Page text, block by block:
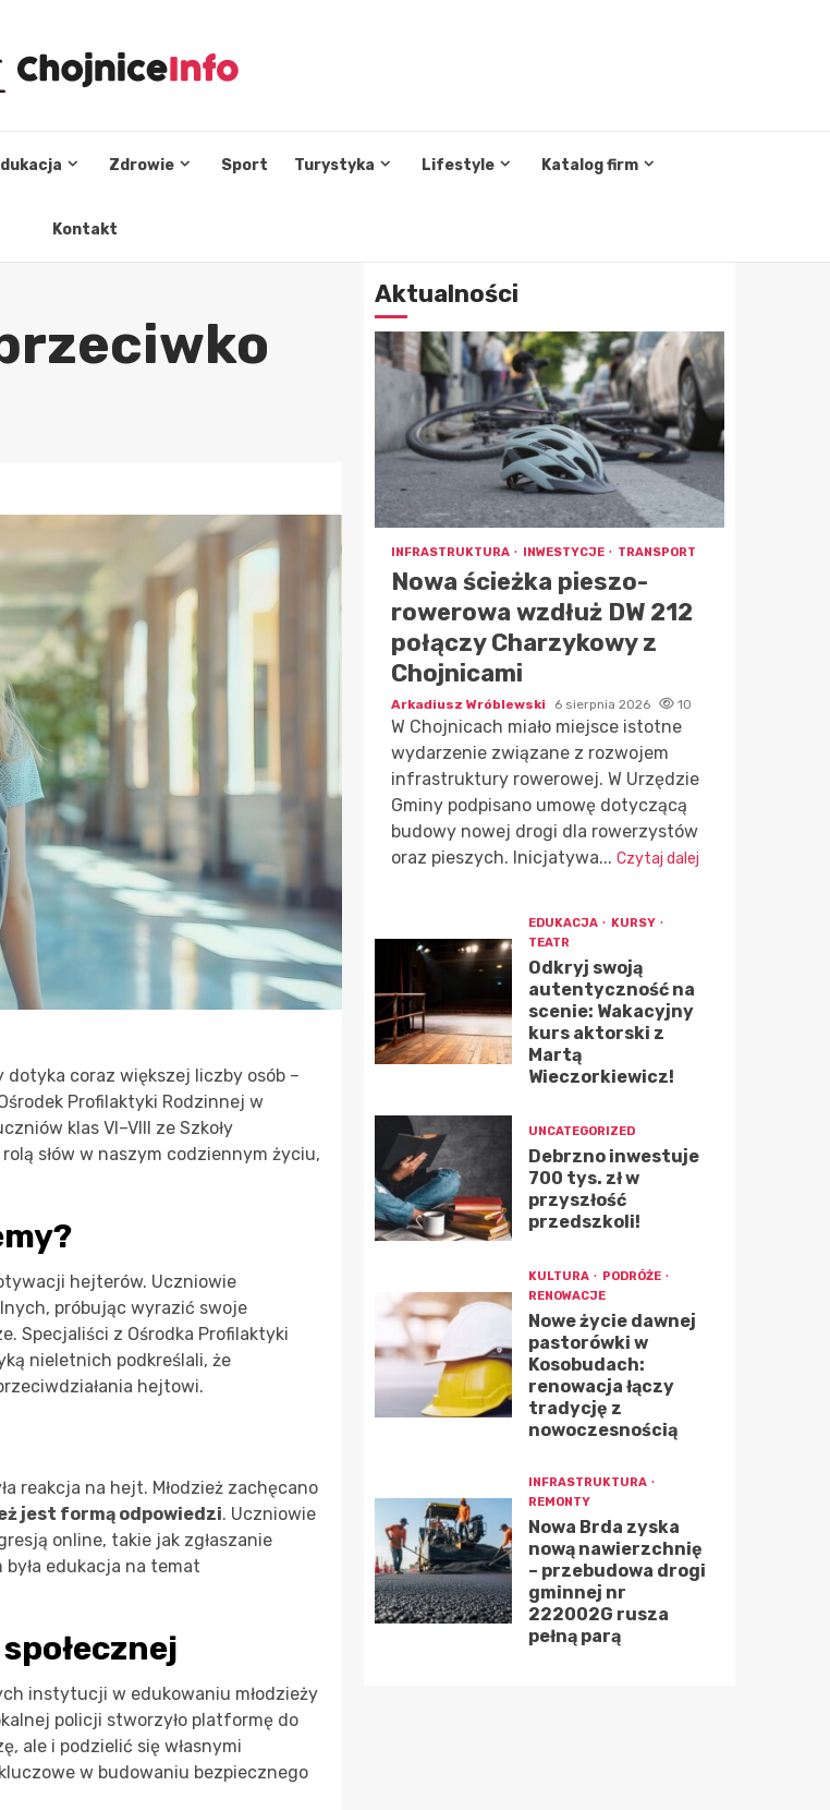
Zdrowie Sport Turystyka Lifestyle Katalog firm
Kontakt
dotyka coraz większej liczby osób –
Profilaktyki Rodzinnej w
klas VI–VIII ze Szkoły
słów w naszym codziennym życiu,
hejterów. Uczniowie
próbując wyrazić swoje
Specjaliści z Ośrodka Profilaktyki
nieletnich podkreślali, że
hejtowi.
reakcja na hejt. Młodzież zachęcano
jest formą odpowiedzi. Uczniowie
online, takie jak zgłaszanie
edukacja na temat
instytucji w edukowaniu młodzieży
policji stworzyło platformę do
ale i podzielić się własnymi
w budowaniu bezpiecznego
Aktualności
INFRASTRUKTURA INWESTYCJE TRANSPORT
Nowa ścieżka pieszo-
rowerowa wzdłuż DW 212
połączy Charzykowy z
Chojnicami
Arkadiusz Wróblewski 6 sierpnia 2026 10
W Chojnicach miało miejsce istotne
wydarzenie związane z rozwojem
infrastruktury rowerowej. W Urzędzie
Gminy podpisano umowę dotyczącą
budowy nowej drogi dla rowerzystów
oraz pieszych. Inicjatywa... Czytaj dalej
EDUKACJA
KURSY
TEATR
Odkryj swoją
autentyczność na
scenie: Wakacyjny
kurs aktorski z
Martą
Wieczorkiewicz!
UNCATEGORIZED
Debrzno inwestuje
700 tys. zł w
przyszłość
przedszkoli!
KULTURA
PODRÓŻE
RENOWACJE
Nowe życie dawnej
pastorówki w
Kosobudach:
renowacja łączy
tradycję z
nowoczesnością
INFRASTRUKTURA
REMONTY
Nowa Brda zyska
nową nawierzchnię
– przebudowa drogi
gminnej nr
222002G rusza
pełną parą